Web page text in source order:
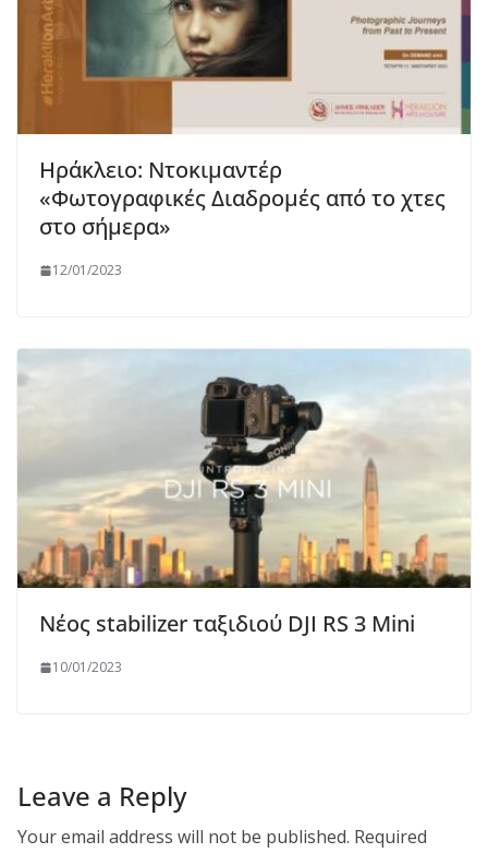
Ηράκλειο: Ντοκιμαντέρ
«Φωτογραφικές Διαδρομές από το χτες
στο σήμερα»
12/01/2023
Νέος stabilizer ταξιδιού DJI RS 3 Mini
10/01/2023
Leave a Reply
Your email address will not be published. Required